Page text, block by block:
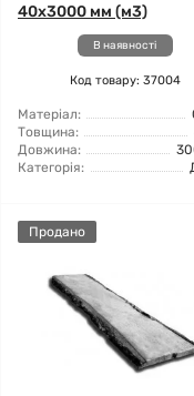
40x3000 мм (м3)
В наявності
Код товару: 37004
Матеріал:
Товщина:
Довжина:
Категорія:
Продано